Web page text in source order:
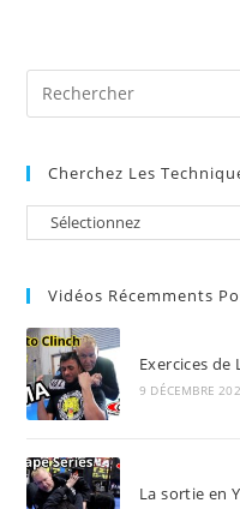
Cherchez Les
Vidéos Récemments
Exercices
9 DÉCEMBRE
La sortie en